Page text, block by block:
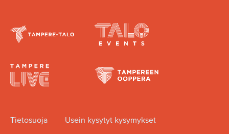
Tietosuoja Usein kysytyt kysymykset